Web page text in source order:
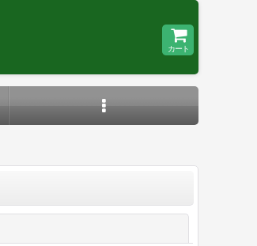
カート